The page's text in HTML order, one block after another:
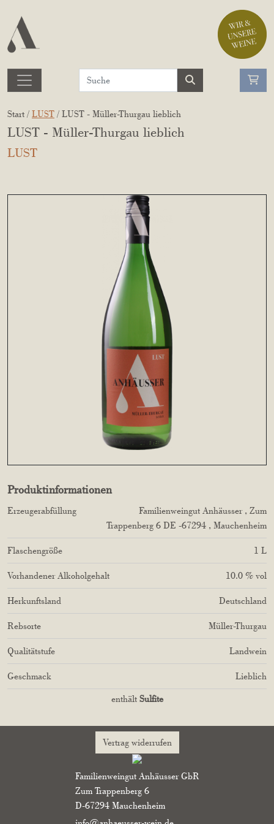
Start / LUST / LUST - Müller-Thurgau lieblich
Produktinformationen
Erzeugerabfüllung Familienweingut Anhäusser , Zum
Trappenberg 6 DE -67294 , Mauchenheim
Flaschengröße 1 L
Vorhandener Alkoholgehalt 10.0 % vol
Herkunftsland Deutschland
Rebsorte Müller-Thurgau
Qualitätstufe Landwein
Geschmack
Lieblich
enthält Sulfite
LUST - Müller-Thurgau lieblich
LUST
Vertrag widerrufen
Familienweingut Anhäusser GbR
Zum Trappenberg 6
D-67294 Mauchenheim